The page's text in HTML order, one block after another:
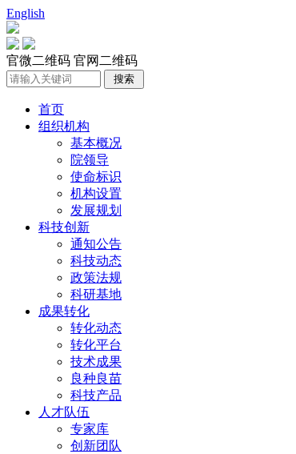
English
官微二维码 官网二维码
首页
组织机构
基本概况
院领导
使命标识
机构设置
发展规划
科技创新
通知公告
科技动态
政策法规
科研基地
成果转化
转化动态
转化平台
技术成果
良种良苗
科技产品
人才队伍
专家库
创新团队